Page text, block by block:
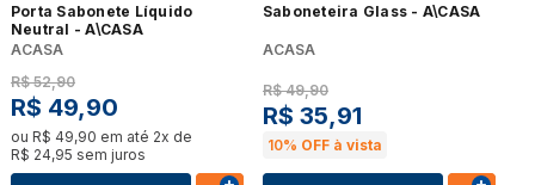
Porta Sabonete Líquido
Neutral - A\CASA
ACASA
R$ 52,90
R$ 49,90
ou R$ 49,90 em até 2x de
R$ 24,95 sem juros
Saboneteira Glass - A\CASA
ACASA
R$ 49,90
R$ 35,91
10% OFF à vista